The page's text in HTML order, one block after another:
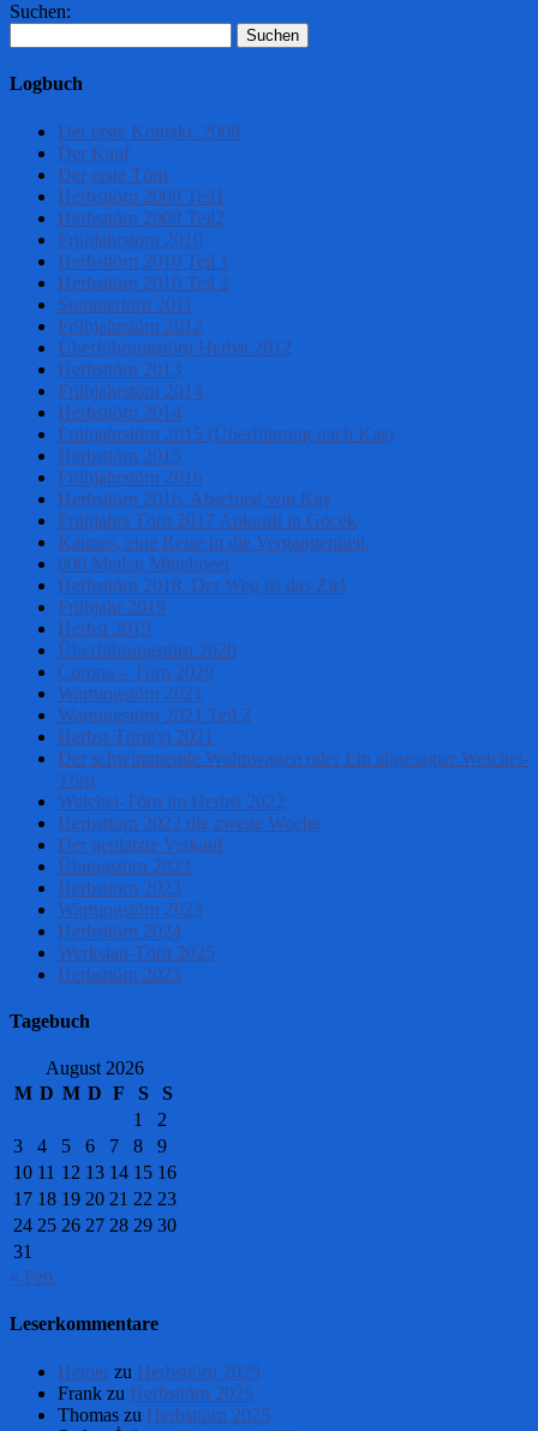
Suchen:
Logbuch
Der erste Kontakt. 2008
Der Kauf
Der erste Törn
Herbsttörn 2009 Teil1
Herbsttörn 2009 Teil2
Frühjahrstörn 2010
Herbsttörn 2010 Teil 1
Herbsttörn 2010 Teil 2
Sommertörn 2011
Frühjahrstörn 2012
Überführungstörn Herbst 2012
Herbsttörn 2013
Frühjahrstörn 2014
Herbsttörn 2014
Frühjahrstörn 2015 (Überführung nach Kas)
Herbsttörn 2015
Frühjahrstörn 2016
Herbsttörn 2016. Abschied von Kaş
Frühjahrs Törn 2017 Ankunft in Göcek
Kaunos, eine Reise in die Vergangenheit.
600 Meilen Mittelmeer
Herbsttörn 2018. Der Weg ist das Ziel
Frühjahr 2019
Herbst 2019
Überführungstörn 2020
Corona – Törn 2020
Wartungstörn 2021
Wartungstörn 2021 Teil 2
Herbst-Törn(s) 2021
Der schwimmende Wohnwagen oder Ein abgesagter Weichei-
Törn
Weichei-Törn im Herbst 2022
Herbsttörn 2022 die zweite Woche
Der geplatzte Verkauf
Übungstörn 2023
Herbsttörn 2023
Wartungstörn 2023
Herbsttörn 2024
Werkstatt-Törn 2025
Herbsttörn 2025
Tagebuch
August 2026
M D M D F S
S
1
2
3
4 5 6 7 8
9
10 11 12 13 14 15 16
17 18 19 20 21 22 23
24 25 26 27 28 29 30
31
« Feb.
Leserkommentare
Heiner zu Herbsttörn 2025
Frank zu Herbsttörn 2025
Thomas zu Herbsttörn 2025